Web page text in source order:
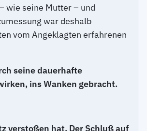
wie seine Mutter – und
war deshalb
vom Angeklagten erfahrenen
seine dauerhafte
ins Wanken gebracht.
verstoßen hat. Der Schluß auf